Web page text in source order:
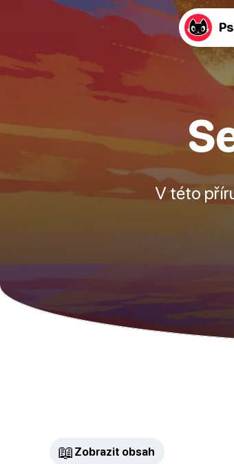
V této
📖 Zobrazit obsah